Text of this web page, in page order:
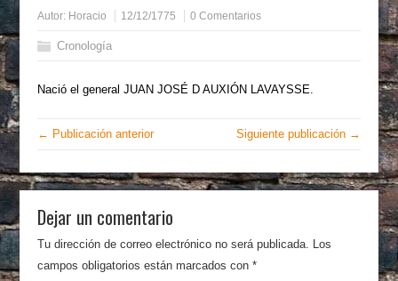
Autor: Horacio 12/12/1775 0 Comentarios
Cronología
Nació el general JUAN JOSÉ D AUXIÓN LAVAYSSE.
← Publicación anterior Siguiente publicación →
Dejar un comentario
Tu dirección de correo electrónico no será publicada. Los
campos obligatorios están marcados con*